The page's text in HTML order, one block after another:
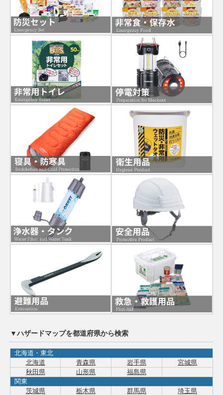
▼ハザードマップを都道府県から検索
北海道・東北
北海道
青森県 岩手県
宮城県
秋田県
山形県
福島県
関東
茨城県
栃木県 群馬県 埼玉県